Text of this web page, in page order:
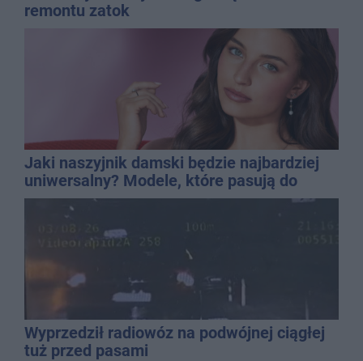
remontu zatok
Jaki naszyjnik damski będzie najbardziej
uniwersalny? Modele, które pasują do
wielu stylizacji
Wyprzedził radiowóz na podwójnej ciągłej
tuż przed pasami